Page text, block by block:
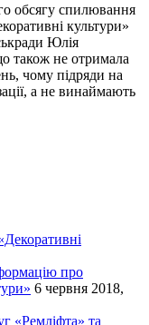
обсягу спилювання
культури»
Юлія
також не отримала
чому підряди на
а не винаймають
про
6 червня 2018,
«Ремліфта» та